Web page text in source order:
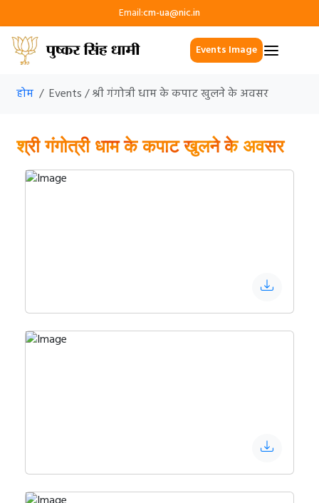
Email:cm-ua@nic.in
Events Image
होम Events / श्री गंगोत्री धाम के कपाट खुलने के अवसर
श्री गंगोत्री धाम के कपाट खुलने के अवसर